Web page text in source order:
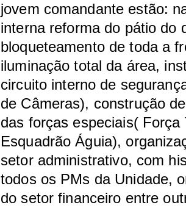
jovem comandante estão:
interna reforma do pátio do
bloqueteamento de toda a
iluminação total da área,
circuito interno de
de Câmeras), construção
das forças especiais( Força
Esquadrão Águia),
setor administrativo, com
todos os PMs da Unidade,
do setor financeiro entre